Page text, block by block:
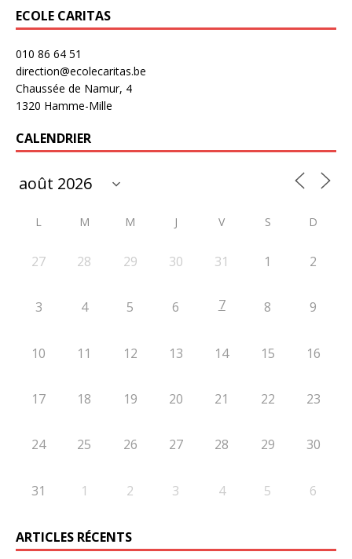
ECOLE CARITAS
010 86 64 51
direction@ecolecaritas.be
Chaussée de Namur, 4
1320 Hamme-Mille
CALENDRIER
L M M J V S D
27 28 29 30 31 1 2
3 4 5 6 7 8 9
10 11 12 13 14 15 16
17 18 19 20 21 22 23
24 25 26 27 28 29 30
31 1 2 3 4 5 6
ARTICLES RÉCENTS